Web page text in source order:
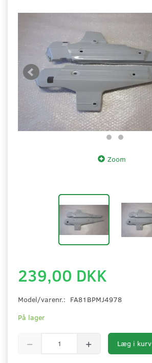
Zoom
239,00 DKK
Model/varenr.: FA81BPMJ4978
På lager
Læg i kurv